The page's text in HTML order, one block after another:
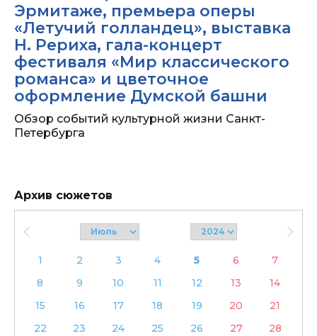
Эрмитаже, премьера оперы
«Летучий голландец», выставка
Н. Рериха, гала-концерт
фестиваля «Мир классического
романса» и цветочное
оформление Думской башни
Обзор событий культурной жизни Санкт-
Петербурга
Архив сюжетов
1 2 3 4 5 6
7
8
9 10 11 12 13
14
15
16 17 18 19 20
21
22
23 24 25 26 27 28